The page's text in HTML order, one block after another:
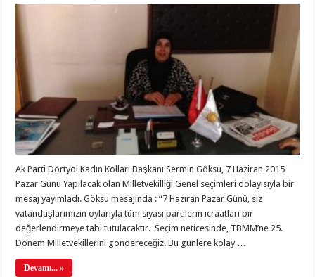
Ak Parti Dörtyol Kadın Kolları Başkanı Sermin Göksu, 7 Haziran 2015
Pazar Günü Yapılacak olan Milletvekilliği Genel seçimleri dolayısıyla bir
mesaj yayımladı. Göksu mesajında : “7 Haziran Pazar Günü, siz
vatandaşlarımızın oylarıyla tüm siyasi partilerin icraatları bir
değerlendirmeye tabi tutulacaktır. Seçim neticesinde, TBMM’ne 25.
Dönem Milletvekillerini göndereceğiz. Bu günlere kolay …
Devamı... »